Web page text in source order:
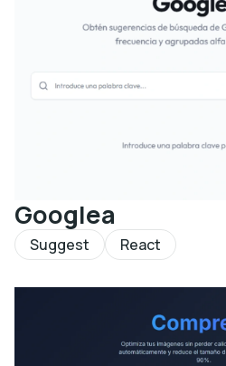
Googlea
Suggest React